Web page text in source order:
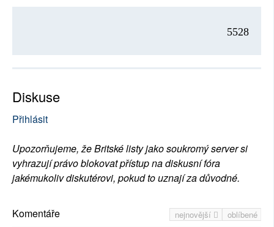
5528
Diskuse
Přihlásit
Upozorňujeme, že Britské listy jako soukromý server si
vyhrazují právo blokovat přístup na diskusní fóra
jakémukoliv diskutérovi, pokud to uznají za důvodné.
nejnovější oblíbené
Komentáře